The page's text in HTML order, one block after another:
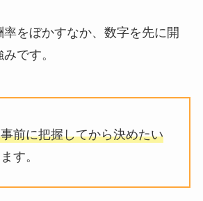
をぼかすなか、数字を先に開
です。
前に把握してから決めたい
す。